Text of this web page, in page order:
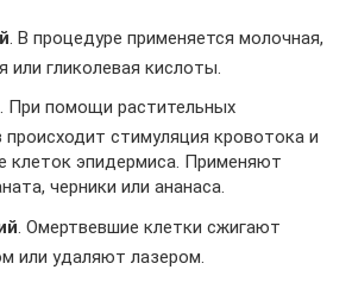
. В процедуре применяется молочная,
или гликолевая кислоты.
. При помощи растительных
стимуляция кровотока и
клеток эпидермиса. Применяют
черники или ананаса.
. Омертвевшие клетки сжигают
или удаляют лазером.